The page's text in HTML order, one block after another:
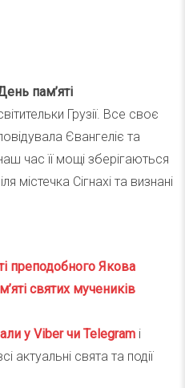
пам’яті
Грузії. Все своє
Євангеліє та
час її мощі зберігаються
містечка Сігнахі та визнані
преподобного Якова
святих мучеників
у Viber чи Telegram і
свята та події